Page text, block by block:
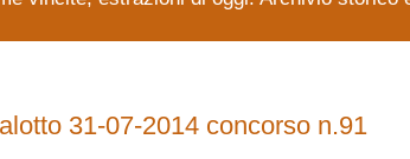
31-07-2014 concorso n.91